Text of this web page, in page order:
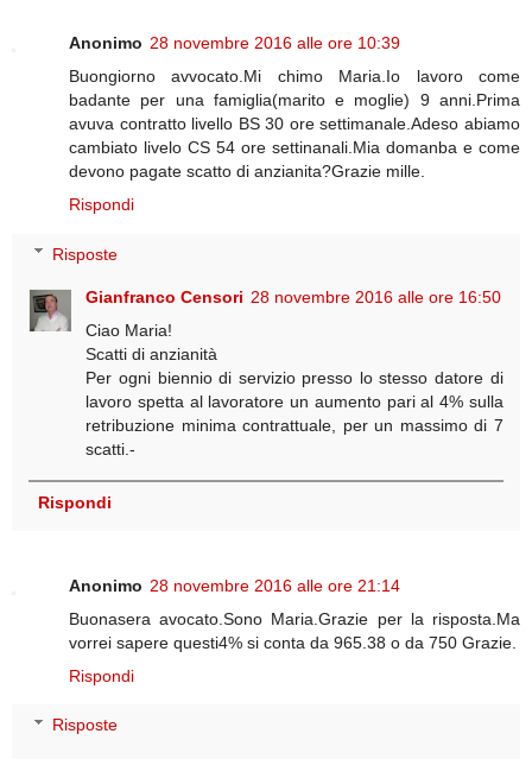
Anonimo 28 novembre 2016 alle ore 10:39
Buongiorno avvocato.Mi chimo Maria.Io lavoro come
badante per una famiglia(marito e moglie) 9 anni.Prima
avuva contratto livello BS 30 ore settimanale.Adeso abiamo
cambiato livelo CS 54 ore settinanali.Mia domanba e come
devono pagate scatto di anzianita?Grazie mille.
Rispondi
Risposte
Gianfranco Censori 28 novembre 2016 alle ore 16:50
Ciao Maria!
Scatti di anzianità
Per ogni biennio di servizio presso lo stesso datore di
lavoro spetta al lavoratore un aumento pari al 4% sulla
retribuzione minima contrattuale, per un massimo di 7
scatti.-
Rispondi
Anonimo 28 novembre 2016 alle ore 21:14
Buonasera avocato.Sono Maria.Grazie per la risposta.Ma
vorrei sapere questi4% si conta da 965.38 o da 750 Grazie.
Rispondi
Risposte